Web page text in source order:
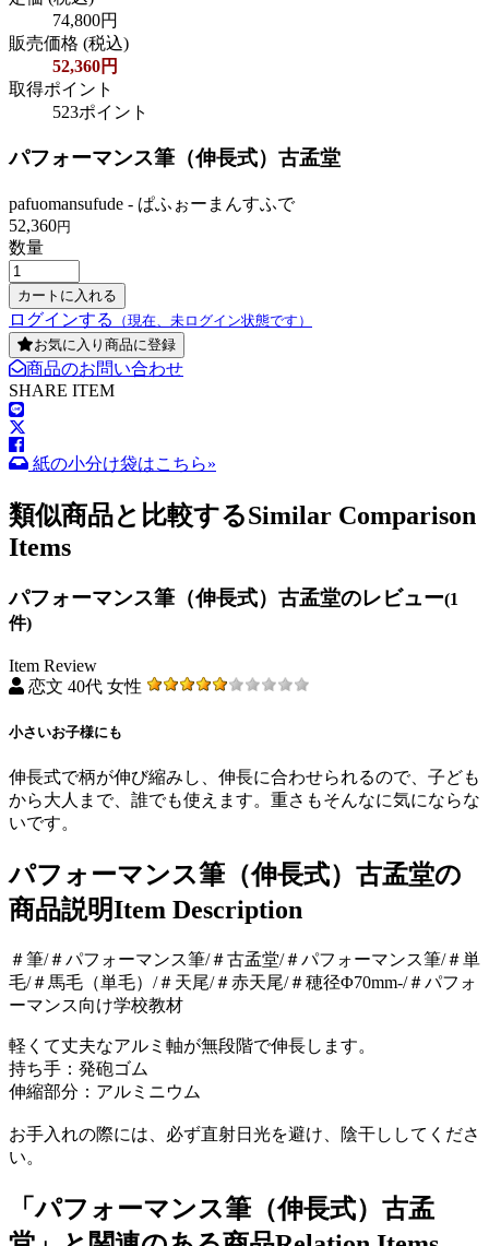
74,800円
販売価格 (税込)
52,360円
取得ポイント
523ポイント
パフォーマンス筆（伸長式）古孟堂
pafuomansufude - ぱふぉーまんすふで
52,360円
数量
ログインする
（現在、未ログイン状態です）
お気に入り商品に登録
商品のお問い合わせ
SHARE ITEM
紙の小分け袋はこちら»
類似商品と比較するSimilar Comparison
Items
パフォーマンス筆（伸長式）古孟堂のレビュー(1
件)
Item Review
恋文 40代 女性
小さいお子様にも
伸長式で柄が伸び縮みし、伸長に合わせられるので、子ども
から大人まで、誰でも使えます。重さもそんなに気にならな
いです。
パフォーマンス筆（伸長式）古孟堂の
商品説明Item Description
＃筆/＃パフォーマンス筆/＃古孟堂/＃パフォーマンス筆/＃単
毛/＃馬毛（単毛）/＃天尾/＃赤天尾/＃穂径Φ70mm-/＃パフォ
ーマンス向け学校教材
軽くて丈夫なアルミ軸が無段階で伸長します。
持ち手：発砲ゴム
伸縮部分：アルミニウム
お手入れの際には、必ず直射日光を避け、陰干ししてくださ
い。
「パフォーマンス筆（伸長式）古孟